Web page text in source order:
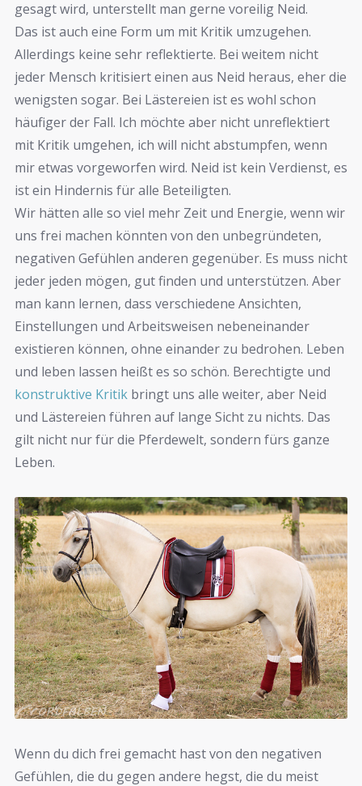
gesagt wird, unterstellt man gerne voreilig Neid.
Das ist auch eine Form um mit Kritik umzugehen.
Allerdings keine sehr reflektierte. Bei weitem nicht
jeder Mensch kritisiert einen aus Neid heraus, eher die
wenigsten sogar. Bei Lästereien ist es wohl schon
häufiger der Fall. Ich möchte aber nicht unreflektiert
mit Kritik umgehen, ich will nicht abstumpfen, wenn
mir etwas vorgeworfen wird. Neid ist kein Verdienst, es
ist ein Hindernis für alle Beteiligten.
Wir hätten alle so viel mehr Zeit und Energie, wenn wir
uns frei machen könnten von den unbegründeten,
negativen Gefühlen anderen gegenüber. Es muss nicht
jeder jeden mögen, gut finden und unterstützen. Aber
man kann lernen, dass verschiedene Ansichten,
Einstellungen und Arbeitsweisen nebeneinander
existieren können, ohne einander zu bedrohen. Leben
und leben lassen heißt es so schön. Berechtigte und
konstruktive Kritik bringt uns alle weiter, aber Neid
und Lästereien führen auf lange Sicht zu nichts. Das
gilt nicht nur für die Pferdewelt, sondern fürs ganze
Leben.
Wenn du dich frei gemacht hast von den negativen
Gefühlen, die du gegen andere hegst, die du meist